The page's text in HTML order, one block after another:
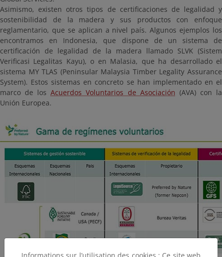
Asimismo, existen otros tipos de certificaciones de legalidad y
sostenibilidad de la madera y sus productos con enfoque
reglamentario, que se aplican a nivel país. Algunos ejemplos los
encontramos en Indonesia, que dispone de un sistema de
certificación de legalidad de la madera llamado SLVK (Sistem
Verificasi Legalitas Kayu), o en Malasia, que ha desarrollado el
sistema MY TLAS (Peninsular Malaysia Timber Legality Assurance
System). Estos sistemas en concreto se han implementado en el
marco de losAcuerdos Voluntarios de Asociación (AVA) con la
Unión Europea.
Informations sur l’utilisation des cookies : Ce site web